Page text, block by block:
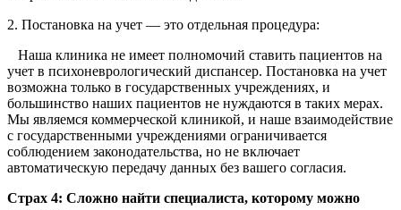
2. Постановка на учет — это отдельная процедура:
Наша клиника не имеет полномочий ставить пациентов на
учет в психоневрологический диспансер. Постановка на учет
возможна только в государственных учреждениях, и
большинство наших пациентов не нуждаются в таких мерах.
Мы являемся коммерческой клиникой, и наше взаимодействие
с государственными учреждениями ограничивается
соблюдением законодательства, но не включает
автоматическую передачу данных без вашего согласия.
Страх 4: Сложно найти специалиста, которому можно